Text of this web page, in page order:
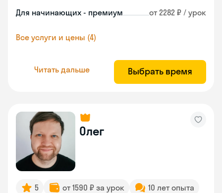
Для начинающих - премиум от 2282 ₽ / урок
Все услуги и цены (4)
Читать дальше Выбрать время
Олег
5 от 1590 ₽ за урок
10 лет опыта